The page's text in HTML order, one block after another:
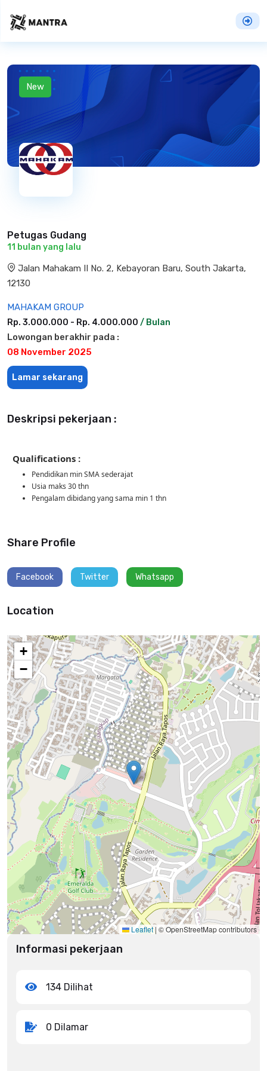
New
Petugas Gudang
11 bulan yang lalu
Jalan Mahakam II No. 2, Kebayoran Baru, South Jakarta,
12130
MAHAKAM GROUP
Rp. 3.000.000 - Rp. 4.000.000 / Bulan
Lowongan berakhir pada :
08 November 2025
Lamar sekarang
Deskripsi pekerjaan :
Qualifications :
Pendidikan min SMA sederajat
Usia maks 30 thn
Pengalam dibidang yang sama min 1 thn
Share Profile
Facebook Twitter Whatsapp
Location
+
−
Leaflet | © OpenStreetMap contributors
Informasi pekerjaan
134 Dilihat
0 Dilamar